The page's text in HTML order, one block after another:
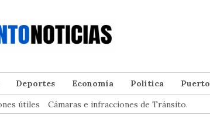
Deportes Economía Política Puerto
útiles Cámaras e infracciones de Tránsito.